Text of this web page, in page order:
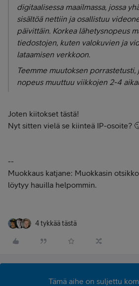
digitaalisessa maailmassa, jossa
sisältöä nettiin ja osallistuu
päivittäin. Korkea lähetysnopeus
tiedostojen, kuten valokuvien ja
lataamisen verkkoon.
Teemme muutoksen porrastetusti,
nopeus muuttuu viikkojen 2-4
Joten kiitokset tästä!
Nyt sitten vielä se kiinteä IP-osoite?
--
Muokkaus katjane: Muokkasin
löytyy hauilla helpommin.
4 tykkää tästä
Tämä aihe on suljettu